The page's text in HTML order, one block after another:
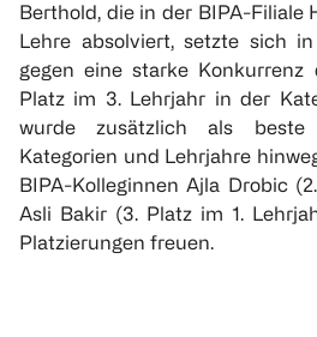
Berthold, die in der BIPA-Filiale
Lehre absolviert, setzte sich
gegen eine starke
Platz im 3. Lehrjahr in der
wurde zusätzlich als beste
Kategorien und Lehrjahre
BIPA-Kolleginnen Ajla Drobic
Asli Bakir (3. Platz im 1.
Platzierungen freuen.